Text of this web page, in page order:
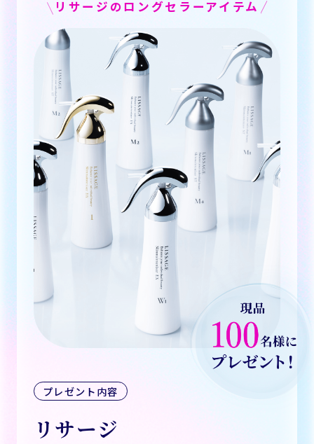
リサージのロングセラーアイテム
プレゼント内容
リサージ